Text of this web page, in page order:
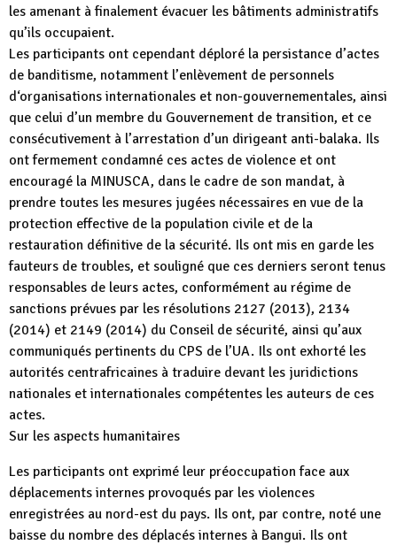
les amenant à finalement évacuer les bâtiments administratifs
qu’ils occupaient.
Les participants ont cependant déploré la persistance d’actes
de banditisme, notamment l’enlèvement de personnels
d‘organisations internationales et non-gouvernementales, ainsi
que celui d’un membre du Gouvernement de transition, et ce
consécutivement à l’arrestation d’un dirigeant anti-balaka. Ils
ont fermement condamné ces actes de violence et ont
encouragé la MINUSCA, dans le cadre de son mandat, à
prendre toutes les mesures jugées nécessaires en vue de la
protection effective de la population civile et de la
restauration définitive de la sécurité. Ils ont mis en garde les
fauteurs de troubles, et souligné que ces derniers seront tenus
responsables de leurs actes, conformément au régime de
sanctions prévues par les résolutions 2127 (2013), 2134
(2014) et 2149 (2014) du Conseil de sécurité, ainsi qu’aux
communiqués pertinents du CPS de l’UA. Ils ont exhorté les
autorités centrafricaines à traduire devant les juridictions
nationales et internationales compétentes les auteurs de ces
actes.
Sur les aspects humanitaires
Les participants ont exprimé leur préoccupation face aux
déplacements internes provoqués par les violences
enregistrées au nord-est du pays. Ils ont, par contre, noté une
baisse du nombre des déplacés internes à Bangui. Ils ont